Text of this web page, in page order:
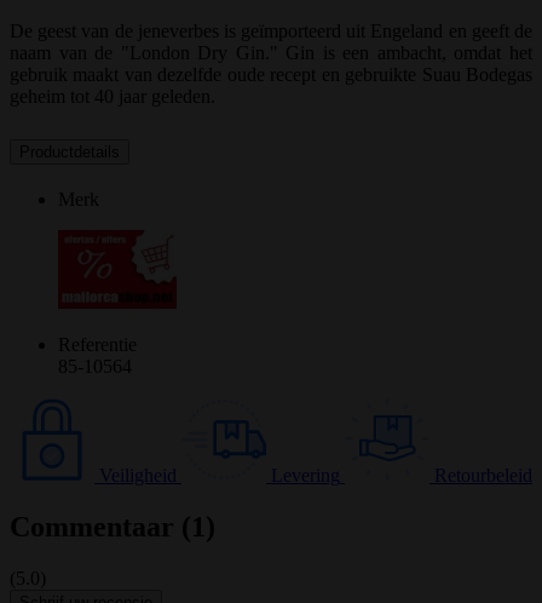
De geest van de jeneverbes is geïmporteerd uit Engeland en geeft de
naam van de "London Dry Gin." Gin is een ambacht, omdat het
gebruik maakt van dezelfde oude recept en gebruikte Suau Bodegas
geheim tot 40 jaar geleden.
Merk
Referentie
85-10564
Veiligheid Levering Retourbeleid
Commentaar (1)
(5.0)